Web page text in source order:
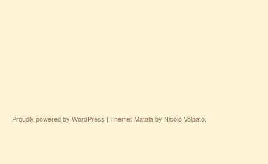
Proudly powered by WordPress | Theme: Matala by Nicolo Volpato.